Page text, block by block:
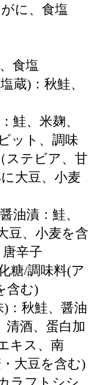
がに、食塩
食塩
蔵)：秋鮭、
鮭、米麹、
ット、調味
ステビア、甘
大豆、小麦
油漬：鮭、
豆、小麦を含
辛子
糖/調味料(ア
含む)
：秋鮭、醤油
清酒、蛋白加
キス、南
大豆を含む)